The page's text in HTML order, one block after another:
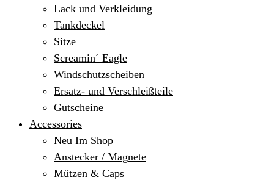
Lack und Verkleidung
Tankdeckel
Sitze
Screamin´ Eagle
Windschutzscheiben
Ersatz- und Verschleißteile
Gutscheine
Accessories
Neu Im Shop
Anstecker / Magnete
Mützen & Caps